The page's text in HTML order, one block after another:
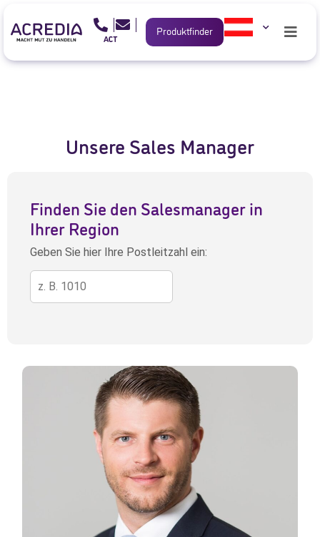
Produktfinder
Unsere Sales Manager
Finden Sie den Salesmanager in
Ihrer Region
Geben Sie hier Ihre Postleitzahl ein: